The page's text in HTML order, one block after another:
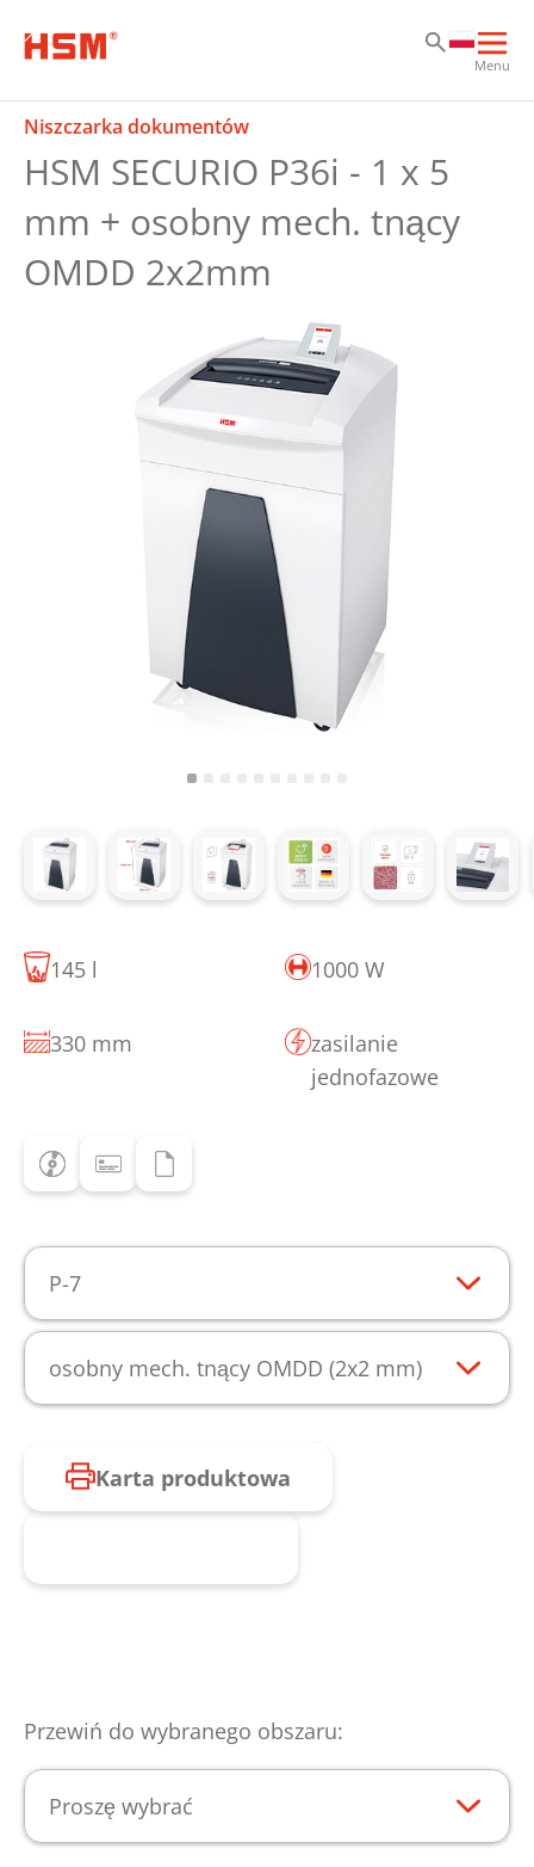
Menu
Niszczarka dokumentów
HSM SECURIO P36i - 1 x 5
mm + osobny mech. tnący
OMDD 2x2mm
145 l 1000 W
330 mm
zasilanie
jednofazowe
P-7
osobny mech. tnący OMDD (2x2 mm)
Karta produktowa
Przewiń do wybranego obszaru:
Proszę wybrać